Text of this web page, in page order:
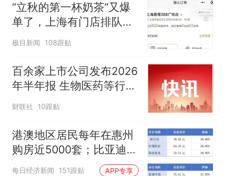
“立秋的第一杯奶茶”又爆
单了，上海有门店排队超
500杯，店员：今天奶茶
店都很忙，要等2个多小
时
极目新闻 108跟贴
百余家上市公司发布2026
年半年报 生物医药等行业
现亮点
财联社 10跟贴
港澳地区居民每年在惠州
购房近5000套；比亚迪销
量跻身全球车企第六丨大
每日经济新闻 151跟贴 APP专享